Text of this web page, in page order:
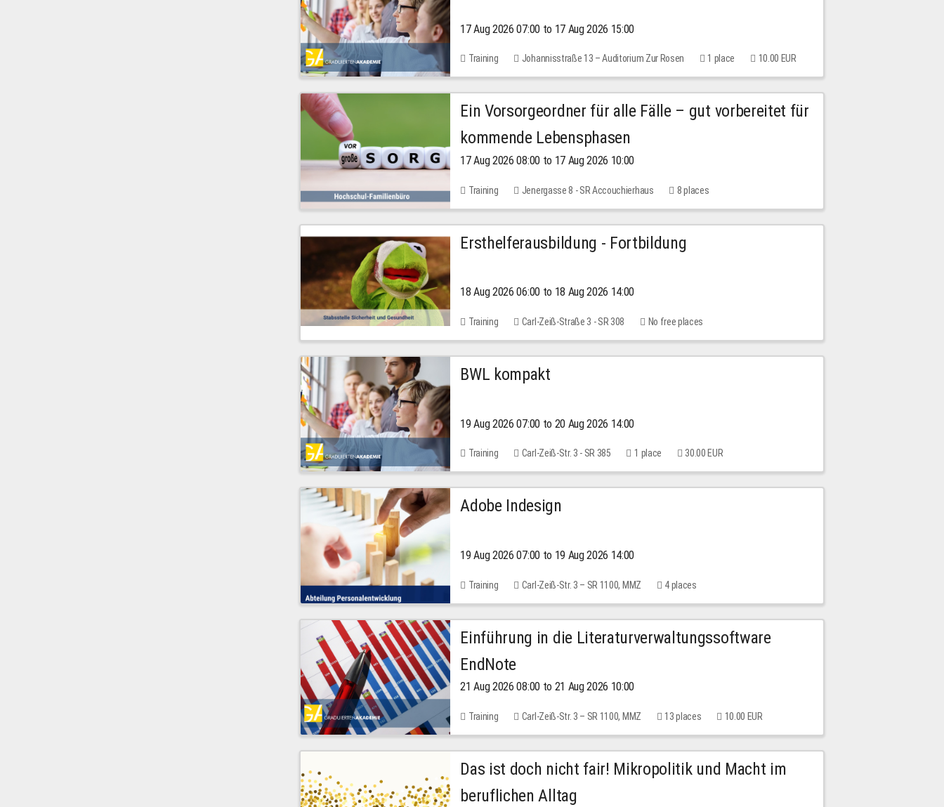
17 Aug 2026 07:00 to 17 Aug 2026 15:00
Training Johannisstraße 13 – Auditorium Zur Rosen 1 place 10.00 EUR
Ein Vorsorgeordner für alle Fälle – gut vorbereitet für
kommende Lebensphasen
17 Aug 2026 08:00 to 17 Aug 2026 10:00
Training Jenergasse 8 - SR Accouchierhaus 8 places
Ersthelferausbildung - Fortbildung
18 Aug 2026 06:00 to 18 Aug 2026 14:00
Training Carl-Zeiß-Straße 3 - SR 308 No free places
BWL kompakt
19 Aug 2026 07:00 to 20 Aug 2026 14:00
Training Carl-Zeiß-Str. 3 - SR 385 1 place 30.00 EUR
Adobe Indesign
19 Aug 2026 07:00 to 19 Aug 2026 14:00
Training Carl-Zeiß-Str. 3 – SR 1100, MMZ 4 places
Einführung in die Literaturverwaltungssoftware
EndNote
21 Aug 2026 08:00 to 21 Aug 2026 10:00
Training Carl-Zeiß-Str. 3 – SR 1100, MMZ 13 places 10.00 EUR
Das ist doch nicht fair! Mikropolitik und Macht im
beruflichen Alltag